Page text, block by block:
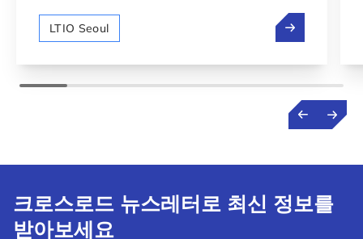
LTIO Seoul NEXUS
크로스로드 뉴스레터로 최신 정보를
받아보세요